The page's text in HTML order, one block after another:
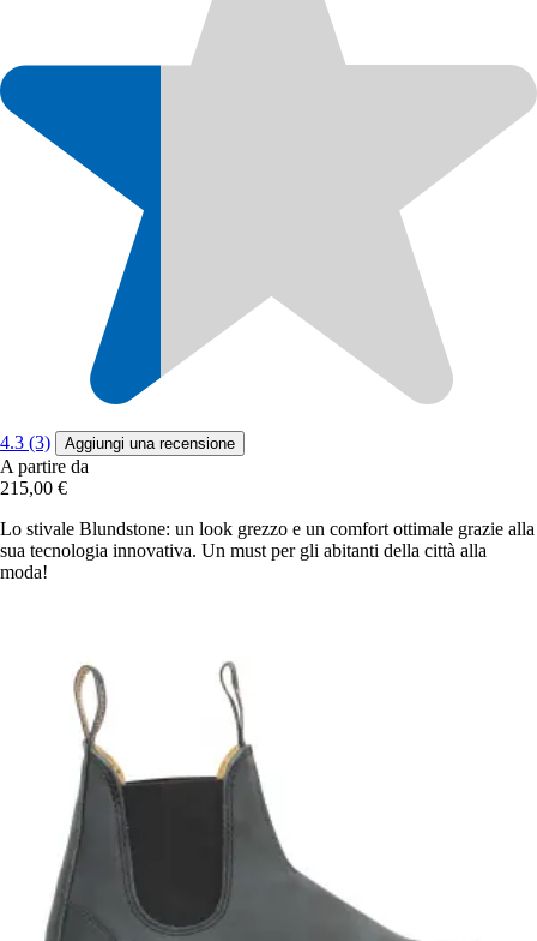
4.3 (3) Aggiungi una recensione
A partire da
215,00 €
Lo stivale Blundstone: un look grezzo e un comfort ottimale grazie alla
sua tecnologia innovativa. Un must per gli abitanti della città alla
moda!